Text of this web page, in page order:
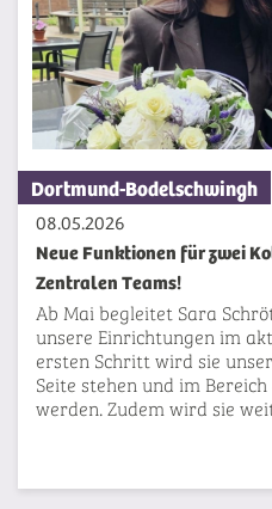
Dortmund-Bodelschwingh
08.05.2026
Neue Funktionen für zwei
Zentralen Teams!
Ab Mai begleitet Sara
unsere Einrichtungen im
ersten Schritt wird sie
Seite stehen und im
werden. Zudem wird sie